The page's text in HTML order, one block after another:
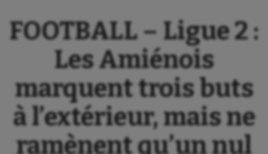
FOOTBALL – Ligue 2 :
Les Amiénois
marquent trois buts
à l’extérieur, mais ne
ramènent qu’un nul